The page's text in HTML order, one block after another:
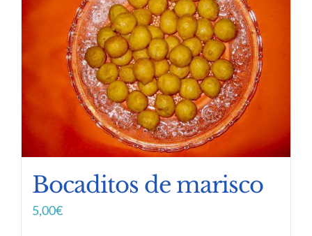
Bocaditos de marisco
5,00€